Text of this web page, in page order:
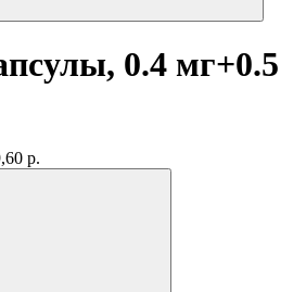
0.4 мг+0.5
р.